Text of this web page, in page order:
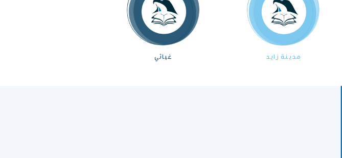
مدينة زايد غياثي